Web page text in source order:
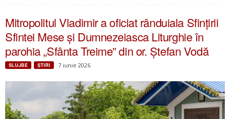
Mitropolitul Vladimir a oficiat rânduiala Sfințirii
Sfintei Mese și Dumnezeiasca Liturghie în
parohia „Sfânta Treime” din or. Ștefan Vodă
SLUJBE ŞTIRI 7 iunie 2026